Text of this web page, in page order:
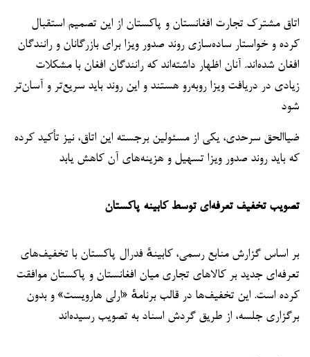
اتاق مشترک تجارت افغانستان و پاکستان از این تصمیم استقبال
کرده و خواستار ساده‌سازی روند صدور ویزا برای بازرگانان و رانندگان
افغان شده‌اند. آنان اظهار داشته‌اند که رانندگان افغان با مشکلات
زیادی در دریافت ویزا روبه‌رو هستند و این روند باید سریع‌تر و آسان‌تر
شود
ضیاالحق سرحدی، یکی از مسئولین برجسته این اتاق، نیز تأکید کرده
که باید روند صدور ویزا تسهیل و هزینه‌های آن کاهش یابد
تصویب تخفیف تعرفه‌ای توسط کابینه پاکستان
بر اساس گزارش منابع رسمی، کابینهٔ فدرال پاکستان با تخفیف‌های
تعرفه‌ای جدید بر کالاهای تجاری میان افغانستان و پاکستان موافقت
کرده است. این تخفیف‌ها در قالب برنامهٔ «ارلی هارویست» و بدون
برگزاری جلسه، از طریق گردش اسناد به تصویب رسیده‌اند